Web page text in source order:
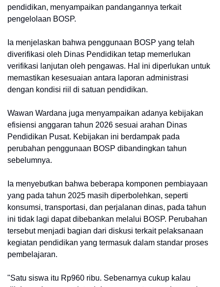
pendidikan, menyampaikan pandangannya terkait
pengelolaan BOSP.
Ia menjelaskan bahwa penggunaan BOSP yang telah
diverifikasi oleh Dinas Pendidikan tetap memerlukan
verifikasi lanjutan oleh pengawas. Hal ini diperlukan untuk
memastikan kesesuaian antara laporan administrasi
dengan kondisi riil di satuan pendidikan.
Wawan Wardana juga menyampaikan adanya kebijakan
efisiensi anggaran tahun 2026 sesuai arahan Dinas
Pendidikan Pusat. Kebijakan ini berdampak pada
perubahan penggunaan BOSP dibandingkan tahun
sebelumnya.
Ia menyebutkan bahwa beberapa komponen pembiayaan
yang pada tahun 2025 masih diperbolehkan, seperti
konsumsi, transportasi, dan perjalanan dinas, pada tahun
ini tidak lagi dapat dibebankan melalui BOSP. Perubahan
tersebut menjadi bagian dari diskusi terkait pelaksanaan
kegiatan pendidikan yang termasuk dalam standar proses
pembelajaran.
"Satu siswa itu Rp960 ribu. Sebenarnya cukup kalau